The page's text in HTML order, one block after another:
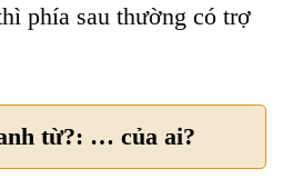
phía sau thường có trợ
từ?: … của ai?